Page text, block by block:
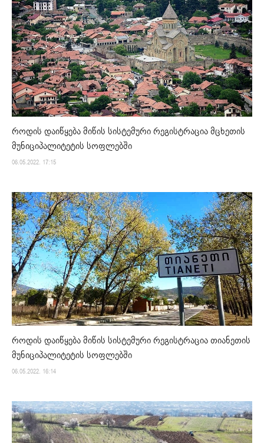
როდის დაიწყება მიწის სისტემური რეგისტრაცია მცხეთის
მუნიციპალიტეტის სოფლებში
06.05.2022. 17:15
როდის დაიწყება მიწის სისტემური რეგისტრაცია თიანეთის
მუნიციპალიტეტის სოფლებში
06.05.2022. 16:14